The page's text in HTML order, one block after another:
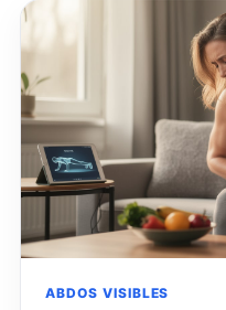
ABDOS VISIBLES